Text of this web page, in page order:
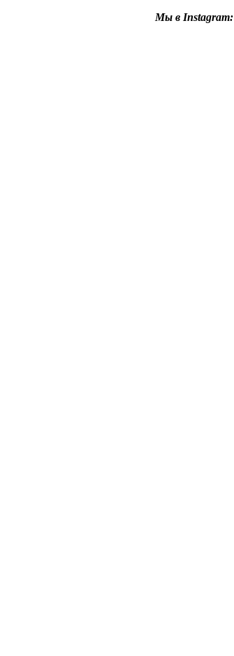
Мы в Instagram: